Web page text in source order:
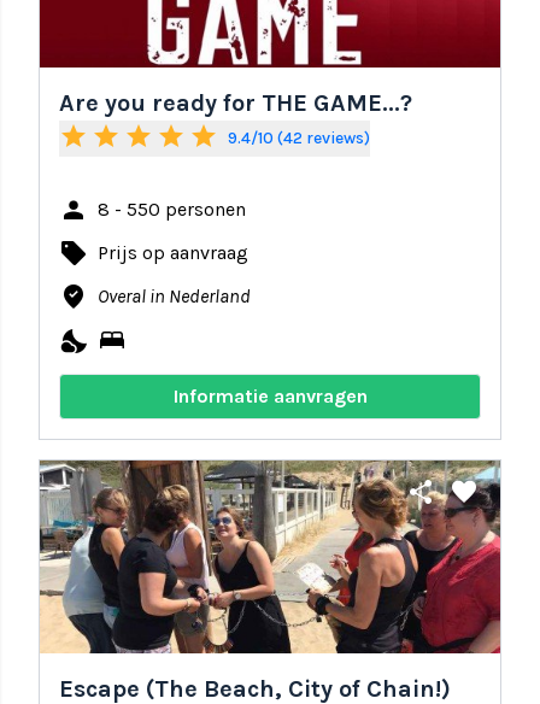
Are you ready for THE GAME...?
star star star star star 9.4/10 (42 reviews)
person 8 - 550 personen
local_offer Prijs op aanvraag
where_to_vote Overal in Nederland
nights_stay bed
Informatie aanvragen
share favorite
Escape (The Beach, City of Chain!)